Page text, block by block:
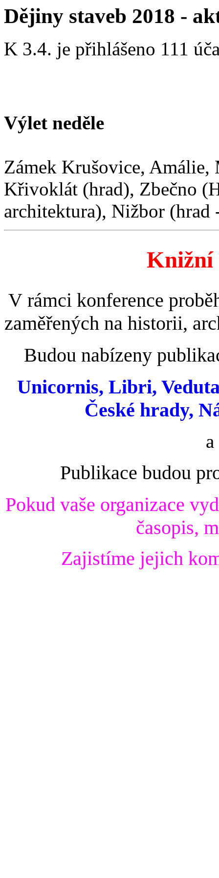
Dějiny staveb 2018 -
K 3.4. je přihlášeno 111
Výlet neděle
Zámek Krušovice, Amálie,
Křivoklát (hrad), Zbečno
architektura), Nižbor (hrad
Knižní
V rámci konference
zaměřených na historii,
Budou nabízeny
Unicornis, Libri,
České hrady,
Publikace budou
Pokud vaše organizace
časopis,
Zajistíme jejich